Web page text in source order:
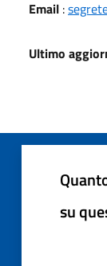
Email :
Ultimo
su